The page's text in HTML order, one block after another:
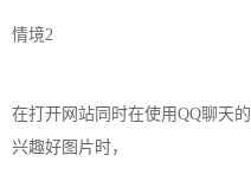
情境2
在打开网站同时在使用QQ聊天
兴趣好图片时，